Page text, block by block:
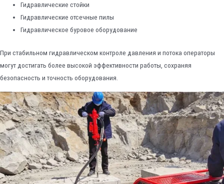
Гидравлические стойки
Гидравлические отсечные пилы
Гидравлическое буровое оборудование
При стабильном гидравлическом контроле давления и потока операторы
могут достигать более высокой эффективности работы, сохраняя
безопасность и точность оборудования.